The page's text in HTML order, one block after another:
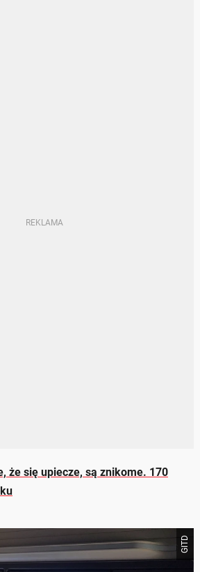
że się upiecze, są znikome. 170
GITD